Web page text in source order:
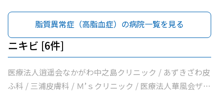
医療法人中田クリニック / 医療法人よしえクリニック / 西
沢クリニック / エイゼンクリニック / 大橋クリニック /
Ｍ’ｓクリニック / 虎谷診療所 / 杉林内科クリニック / 北浜
よしおか内科クリニック / 曲直部クリニック / 今泉医院 /
ＡＭＡＣｌｉｎｉｃ淡路町院 / 日本経済新聞社大阪本社診
療所
脂質異常症（高脂血症）の病院一覧を見る
ニキビ [6件]
医療法人逍遥会なかがわ中之島クリニック / あずきざわ皮
ふ科 / 三浦皮膚科 / Ｍ’ｓクリニック / 医療法人華風会ザ・